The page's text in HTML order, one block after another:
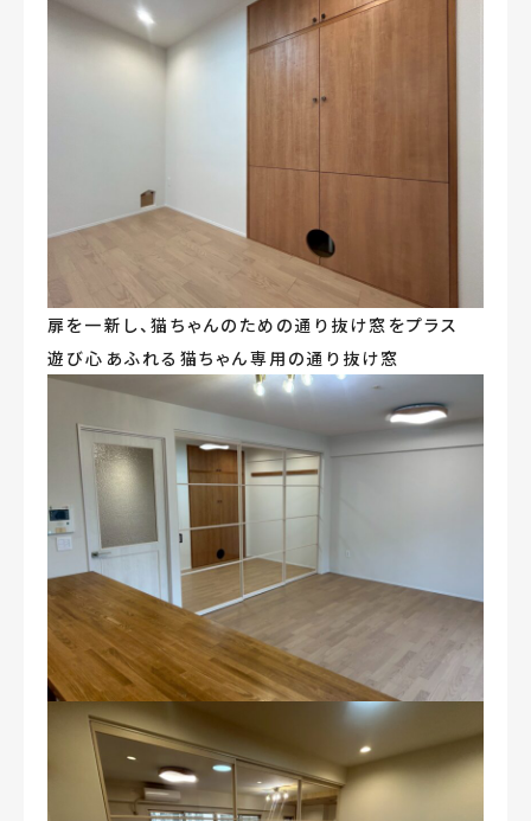
扉を一新し、猫ちゃんのための通り抜け窓をプラス
遊び心あふれる猫ちゃん専用の通り抜け窓